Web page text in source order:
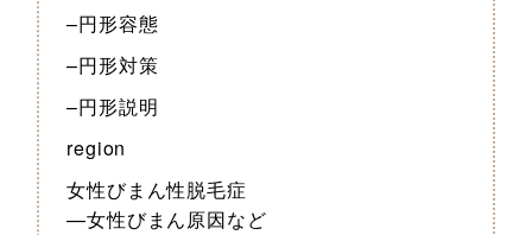
–円形容態
–円形対策
–円形説明
region
女性びまん性脱毛症
—女性びまん原因など